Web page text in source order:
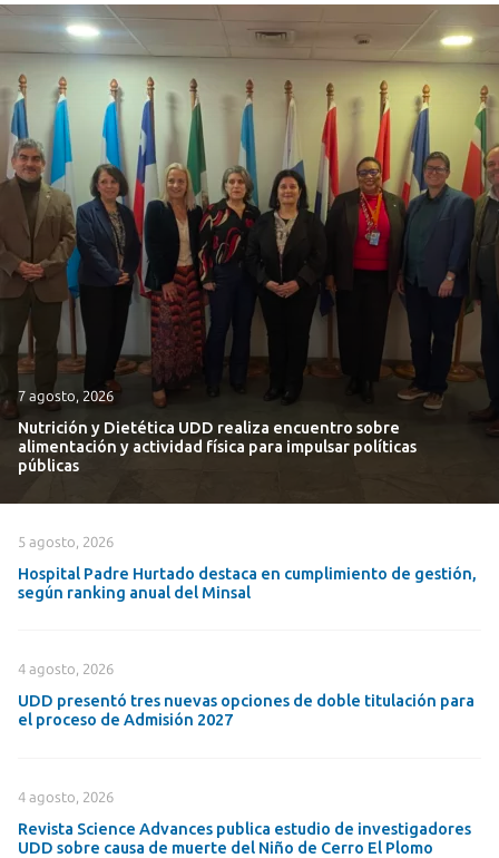
7 agosto, 2026
Nutrición y Dietética UDD realiza encuentro sobre
alimentación y actividad física para impulsar políticas
públicas
5 agosto, 2026
Hospital Padre Hurtado destaca en cumplimiento de gestión,
según ranking anual del Minsal
4 agosto, 2026
UDD presentó tres nuevas opciones de doble titulación para
el proceso de Admisión 2027
4 agosto, 2026
Revista Science Advances publica estudio de investigadores
UDD sobre causa de muerte del Niño de Cerro El Plomo